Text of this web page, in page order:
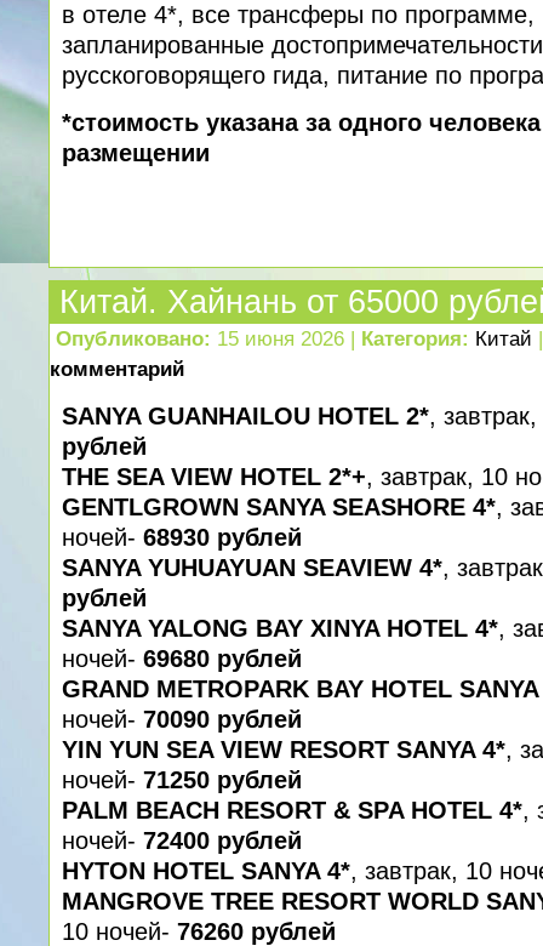
в отеле 4*, все трансферы по
запланированные
русскоговорящего гида, питание по
*стоимость указана за одного
размещении
Китай. Хайнань от 65000
Опубликовано: 15 июня 2026 | Категория: Китай
комментарий
SANYA GUANHAILOU HOTEL 2*, завтрак,
рублей
THE SEA VIEW HOTEL 2*+, завтрак, 10
GENTLGROWN SANYA SEASHORE 4*,
ночей- 68930 рублей
SANYA YUHUAYUAN SEAVIEW 4*,
рублей
SANYA YALONG BAY XINYA HOTEL 4*,
ночей- 69680 рублей
GRAND METROPARK BAY HOTEL
ночей- 70090 рублей
YIN YUN SEA VIEW RESORT SANYA 4*,
ночей- 71250 рублей
PALM BEACH RESORT & SPA HOTEL 4*,
ночей- 72400 рублей
HYTON HOTEL SANYA 4*, завтрак, 10
MANGROVE TREE RESORT WORLD
10 ночей- 76260 рублей